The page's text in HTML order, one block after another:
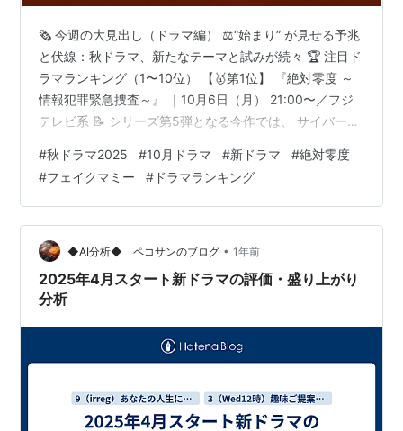
🗞️ 今週の大見出し（ドラマ編） ⚖️“始まり” が見せる予兆
と伏線：秋ドラマ、新たなテーマと試みが続々 🏆 注目ド
ラマランキング（1〜10位） 【🥇第1位】 『絶対零度 ～
情報犯罪緊急捜査～』 ｜10月6日（月） 21:00〜／フジ
テレビ系 📝 シリーズ第5弾となる今作では、 サイバー攻
ーマに。 捜査機関「DICT」に所属するチームが、 膨大
なデジタルデータと向き合いながら、 真実を追う姿を描
く。 初回から新旧キャストのバランスが絶妙で、 緊張感
と安心感の両方を提供してくれる。 💡 コメント： 長寿
シリーズでも挑戦を忘れない構成に好感✨ …
#秋ドラマ2025 #10月ドラマ #新ドラマ #絶対零度
#フェイクマミー # ドラマランキング
◆AI分析◆ ペコサンのブログ • 1年前
2025年4月スタート新ドラマの評価・盛り上がり
分析